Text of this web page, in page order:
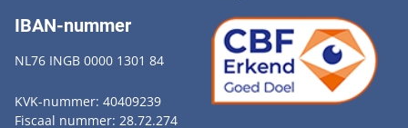
IBAN-nummer
NL76 INGB 0000 1301 84
KVK-nummer: 40409239
Fiscaal nummer: 28.72.274